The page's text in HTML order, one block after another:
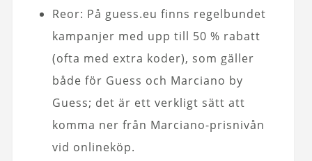
Reor: På guess.eu finns regelbundet
kampanjer med upp till 50 % rabatt
(ofta med extra koder), som gäller
både för Guess och Marciano by
Guess; det är ett verkligt sätt att
komma ner från Marciano-prisnivån
vid onlineköp.